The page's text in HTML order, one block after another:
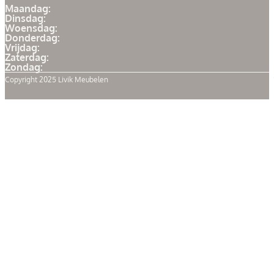
Maandag:
Dinsdag:
Woensdag:
Donderdag:
Vrijdag:
Zaterdag:
Zondag:
Copyright 2025 Livik Meubelen